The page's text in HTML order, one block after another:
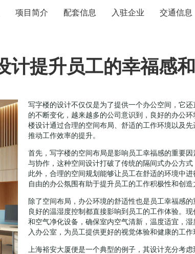
项目简介 配套信息 入驻企业 交通信息
计提升员工的幸福感
写字楼的设计不仅仅是为了提供一个办公空间，它
的不断变化，越来越多的公司意识到，良好的办公
楼设计通过合理的空间布局、舒适的工作环境以及
推动工作效率的提升。
首先，写字楼的空间布局是影响员工幸福感的重要
与协作，这种空间设计打破了传统的隔间式办公方
此外，合理的空间规划能够让员工在舒适的环境中
自由的办公氛围有助于提升员工的工作积极性和创造
除了空间布局，办公环境的舒适性也是员工幸福感
良好的温湿度控制都直接影响到员工的工作体验。
和空气净化设备，确保室内空气清新，温度适宜，
入办公室，为员工提供更好的视觉体验和健康的工作
上海裕安大厦便是一个典型的例子，其设计充分考